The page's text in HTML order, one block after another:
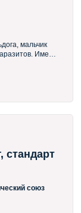
мальчик
Имеет
уходу и
стандарт
союз